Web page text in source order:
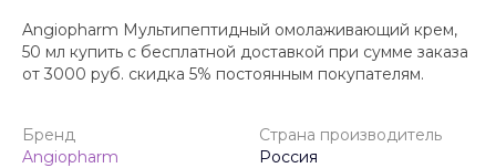
Angiopharm Мультипептидный омолаживающий крем,
50 мл купить с бесплатной доставкой при сумме заказа
от 3000 руб. скидка 5% постоянным покупателям.
Бренд
Angiopharm
Страна производитель
Россия